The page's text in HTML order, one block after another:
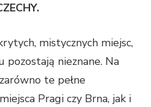
mistycznych miejsc,
nieznane. Na
te pełne
Pragi czy Brna, jak i